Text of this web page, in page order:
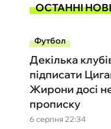
ОСТАННІ
Футбол
6 серпня 22:34
Декілька
підписати
Жирони досі
прописку